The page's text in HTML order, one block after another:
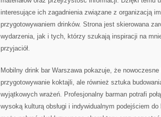
interesujące ich zagadnienia związane z organizacją
przygotowywaniem drinków. Strona jest skierowana
wydarzenia, jak i tych, którzy szukają inspiracji na
przyjaciół.
Mobilny drink bar Warszawa pokazuje, że
przygotowywanie koktajli, ale również sztuka
wyjątkowych wrażeń. Profesjonalny barman potrafi
wysoką kulturą obsługi i indywidualnym podejściem